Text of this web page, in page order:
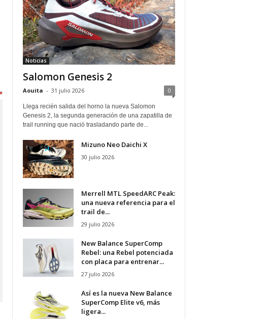
Noticias
Salomon Genesis 2
Aouita - 31 julio 2026 0
Llega recién salida del horno la nueva Salomon
Genesis 2, la segunda generación de una zapatilla de
trail running que nació trasladando parte de...
Mizuno Neo Daichi X
30 julio 2026
Merrell MTL SpeedARC Peak:
una nueva referencia para el
trail de...
29 julio 2026
New Balance SuperComp
Rebel: una Rebel potenciada
con placa para entrenar...
27 julio 2026
Así es la nueva New Balance
SuperComp Elite v6, más
ligera...